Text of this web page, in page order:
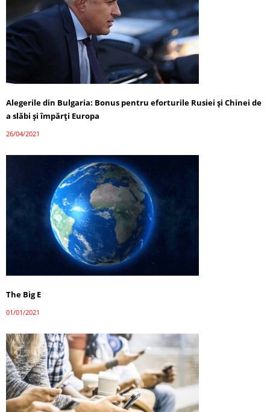
Alegerile din Bulgaria: Bonus pentru eforturile Rusiei și Chinei de
a slăbi și împărți Europa
26/04/2021
The Big E
01/01/2021